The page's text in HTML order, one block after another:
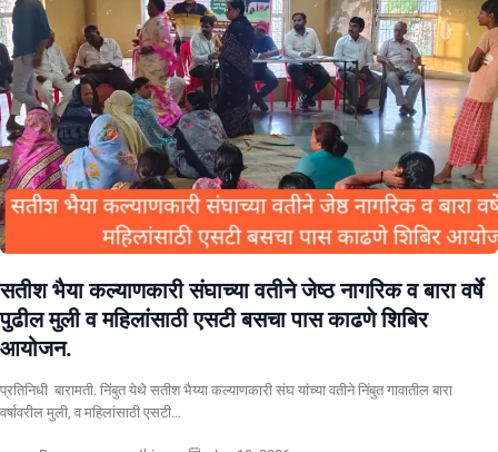
सतीश भैया कल्याणकारी संघाच्या वतीने जेष्ठ नागरिक व बारा वर्षे
पुढील मुली व महिलांसाठी एसटी बसचा पास काढणे शिबिर
आयोजन.
प्रतिनिधी बारामती. निंबुत येथे सतीश भैय्या कल्याणकारी संघ यांच्या वतीने निंबुत गावातील बारा
वर्षावरील मुली, व महिलांसाठी एसटी…